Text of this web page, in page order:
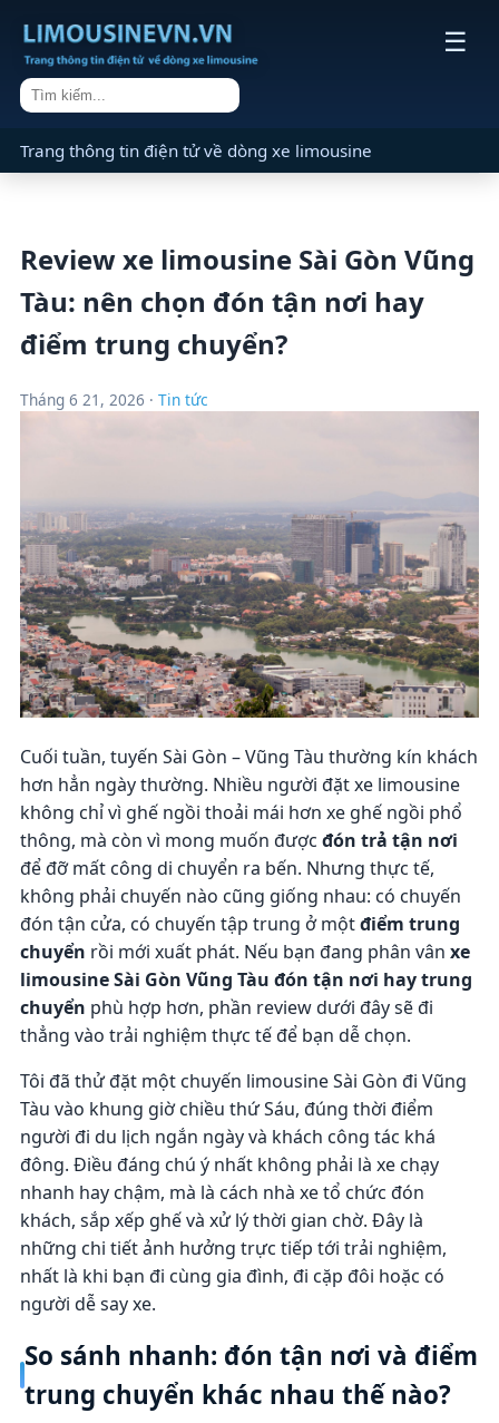
☰
Trang thông tin điện tử về dòng xe limousine
Review xe limousine Sài Gòn Vũng
Tàu: nên chọn đón tận nơi hay
điểm trung chuyển?
Tháng 6 21, 2026 · Tin tức
Cuối tuần, tuyến Sài Gòn – Vũng Tàu thường kín khách
hơn hẳn ngày thường. Nhiều người đặt xe limousine
không chỉ vì ghế ngồi thoải mái hơn xe ghế ngồi phổ
thông, mà còn vì mong muốn được đón trả tận nơi
để đỡ mất công di chuyển ra bến. Nhưng thực tế,
không phải chuyến nào cũng giống nhau: có chuyến
đón tận cửa, có chuyến tập trung ở mộtđiểm trung
chuyển rồi mới xuất phát. Nếu bạn đang phân vân xe
limousine Sài Gòn Vũng Tàu đón tận nơi hay trung
chuyển phù hợp hơn, phần review dưới đây sẽ đi
thẳng vào trải nghiệm thực tế để bạn dễ chọn.
Tôi đã thử đặt một chuyến limousine Sài Gòn đi Vũng
Tàu vào khung giờ chiều thứ Sáu, đúng thời điểm
người đi du lịch ngắn ngày và khách công tác khá
đông. Điều đáng chú ý nhất không phải là xe chạy
nhanh hay chậm, mà là cách nhà xe tổ chức đón
khách, sắp xếp ghế và xử lý thời gian chờ. Đây là
những chi tiết ảnh hưởng trực tiếp tới trải nghiệm,
nhất là khi bạn đi cùng gia đình, đi cặp đôi hoặc có
người dễ say xe.
So sánh nhanh: đón tận nơi và điểm
trung chuyển khác nhau thế nào?